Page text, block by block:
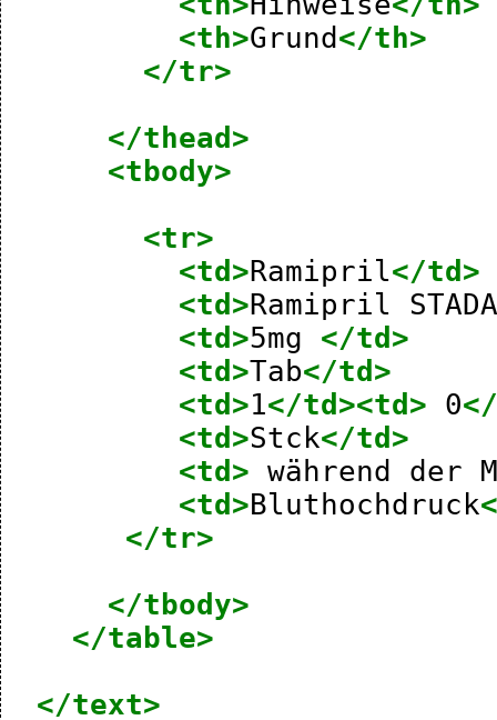
<th>Grund </th>
</tr>
</thead>
<tbody>
<tr>
<td>Ramipril</td>
<td>Ramipril
<td>5mg
</td>
<td>Tab</td>
<td>1</td><td> 0
<td>Stck</td>
<td> während der
<td>Bluthochdruck
</tr>
</tbody>
</table>
</text>